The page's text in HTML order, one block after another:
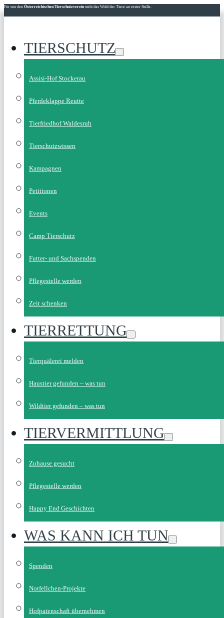
Für uns den Österreichischen Tierschutzvereinsteht das Wohl der Tiere an erster Stelle.
TIERSCHUTZ
Assisi-Hof Stockerau
Pferdeklappe Reutte
Tierfriedhof Waldesruh
Tierschutzwissen
Kampagnen
Petitionen
Events
Camp Tierschutz
Futter- und Sachspenden
Pflegestelle werden
Zeit schenken
TIERRETTUNG
Tierquälerei melden
Haustier gefunden – was tun
Wildtier gefunden – was tun
TIERVERMITTLUNG
Zuhause gesucht
Pflegestelle werden
Happy End Geschichten
WAS KANN ICH TUN
Spenden
Notfellchen-Projekte
Hofpatenschaft übernehmen